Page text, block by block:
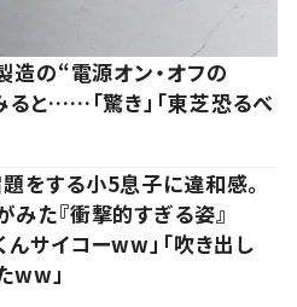
造の“電源オン・オフの
と……「驚き」「東芝恐るべ
をする小5息子に違和感。
た『衝撃的すぎる姿』
んサイコーww」「吹き出し
ww」